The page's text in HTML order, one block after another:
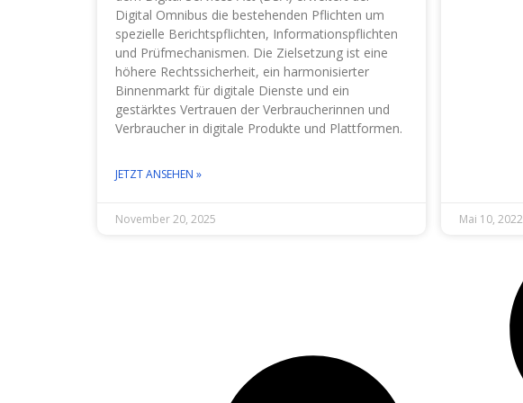
Digital Omnibus die bestehenden Pflichten um
spezielle Berichtspflichten, Informationspflichten
und Prüfmechanismen. Die Zielsetzung ist eine
höhere Rechtssicherheit, ein harmonisierter
Binnenmarkt für digitale Dienste und ein
gestärktes Vertrauen der Verbraucherinnen und
Verbraucher in digitale Produkte und Plattformen.
JETZT ANSEHEN »
November 20, 2025 Mai 10, 2022